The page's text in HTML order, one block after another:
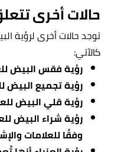
حالات أخرى
توجد حالات أخرى لرؤية
كالآتي:
رؤية فقس البيض
رؤية تجميع البيض
رؤية قلي البيض
رؤية شراء البيض
وفقًا للعلامات